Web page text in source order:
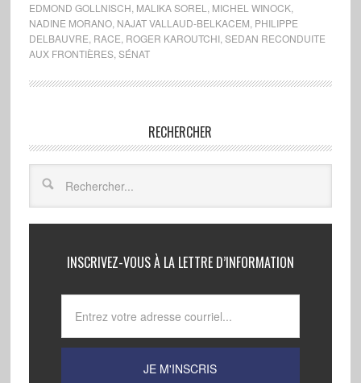
EDMOND GOLLNISCH MALIKA SOREL MICHEL WINOCK,
NADINE MORANO, NAJAT VALLAUD-BELKACEM PHILIPPE
DELBAUVRE RACE ROGER KAROUTCHI, SEDAN RECONDUITE
AUX FRONTIÈRES, SÉNAT
RECHERCHER
INSCRIVEZ-VOUS À LA LETTRE D’INFORMATION